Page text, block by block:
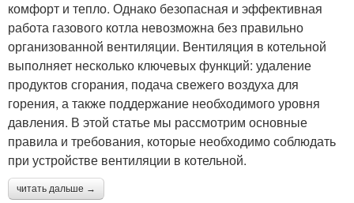
комфорт и тепло. Однако безопасная и эффективная
работа газового котла невозможна без правильно
организованной вентиляции. Вентиляция в котельной
выполняет несколько ключевых функций: удаление
продуктов сгорания, подача свежего воздуха для
горения, а также поддержание необходимого уровня
давления. В этой статье мы рассмотрим основные
правила и требования, которые необходимо соблюдать
при устройстве вентиляции в котельной.
читать дальше →